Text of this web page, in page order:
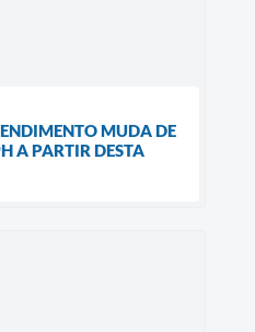
MUDA DE
A PARTIR DESTA